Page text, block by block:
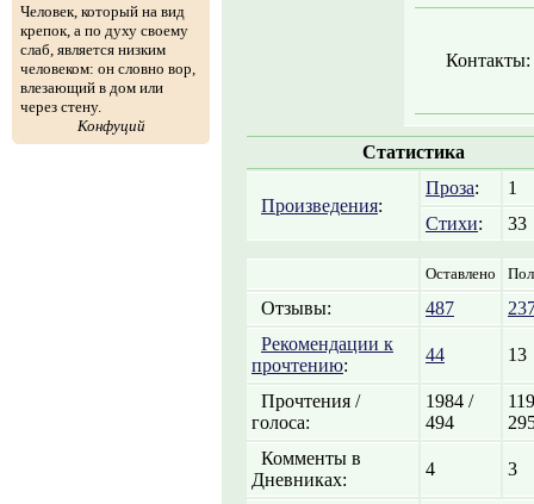
Человек, который на вид
крепок, а по духу своему
слаб, является низким
человеком: он словно вор,
влезающий в дом или
через стену.
Конфуций
Контакты:
Статистика
Произведения:
Проза:
1
Стихи: 33
Оставлено
Отзывы: 487
Рекомендации к
прочтению:
44 13
Прочтения /
голоса:
1984 /
494
Комменты в
Дневниках:
4 3